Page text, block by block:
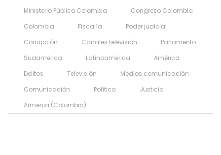
Ministerio Público Colombia
Congreso Colombia
Colombia
Fiscalía
Poder judicial
Corrupción
Canales televisión
Parlamento
Sudamérica
Latinoamérica
América
Delitos
Televisión
Medios comunicación
Comunicación
Política
Justicia
Armenia (Colombia)